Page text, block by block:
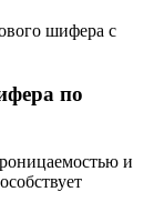
шифера с
по
и